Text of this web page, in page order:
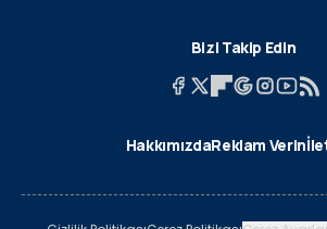
Bizi Takip Edin
HakkımızdaReklam Verin